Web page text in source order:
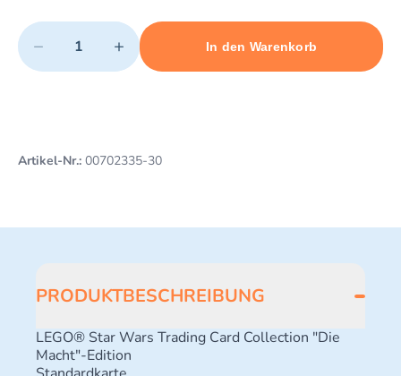
Quantity
− +
Minimum quantity: 1 Maximum quantity: 3
In den Warenkorb
Add 1 item to cart
Artikel-Nr.: 00702335-30
PRODUKTBESCHREIBUNG
LEGO® Star Wars Trading Card Collection "Die
Macht"-Edition